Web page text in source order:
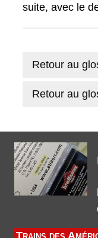
suite, avec le
Retour au
Retour au